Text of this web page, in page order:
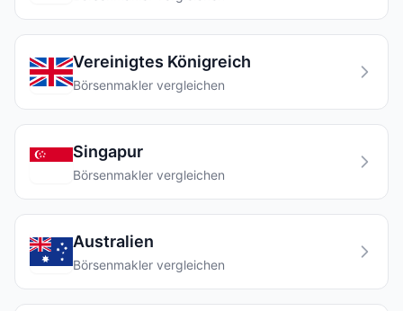
Vereinigtes Königreich
Börsenmakler vergleichen
Singapur
Börsenmakler vergleichen
Australien
Börsenmakler vergleichen